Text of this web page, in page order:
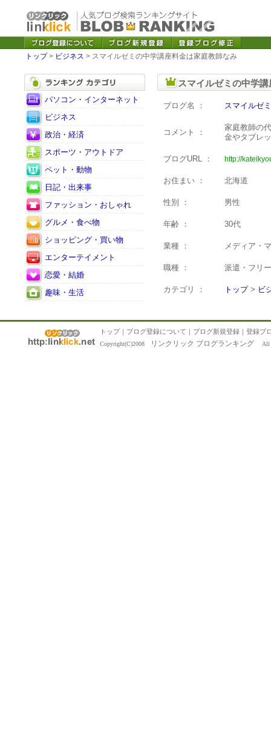
トップ> ビジネス > スマイルゼミの中学講座料金は家庭教師なみ
パソコン・インターネット
ビジネス
政治・経済
スポーツ・アウトドア
ペット・動物
日記・出来事
ファッション・おしゃれ
グルメ・食べ物
ショッピング・買い物
エンターテイメント
恋愛・結婚
趣味・生活
スマイルゼミの中学
ブログ名 ： スマイルゼ
コメント ：
家庭教師の
金やタブレ
ブログURL ： http://
お住まい ： 北海道
性別 ： 男性
年齢 ： 30代
業種 ： メディア・
職種 ： 派遣・フリ
カテゴリ ： トップ> ビ
トップ｜ ブログ登録について ｜ ブログ新規登録 ｜ 登録ブ
Copyright(C)2008 リンクリック ブログランキング All